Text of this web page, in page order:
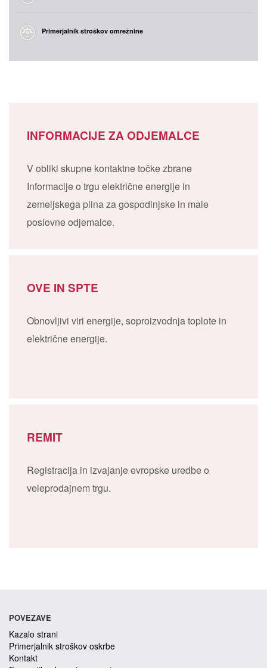
Primerjalnik stroškov omrežnine
INFORMACIJE ZA ODJEMALCE
V obliki skupne kontaktne točke zbrane
Informacije o trgu električne energije in
zemeljskega plina za gospodinjske in male
poslovne odjemalce.
OVE IN SPTE
Obnovljivi viri energije, soproizvodnja toplote in
električne energije.
REMIT
Registracija in izvajanje evropske uredbe o
veleprodajnem trgu.
POVEZAVE
Kazalo strani
Primerjalnik stroškov oskrbe
Kontakt